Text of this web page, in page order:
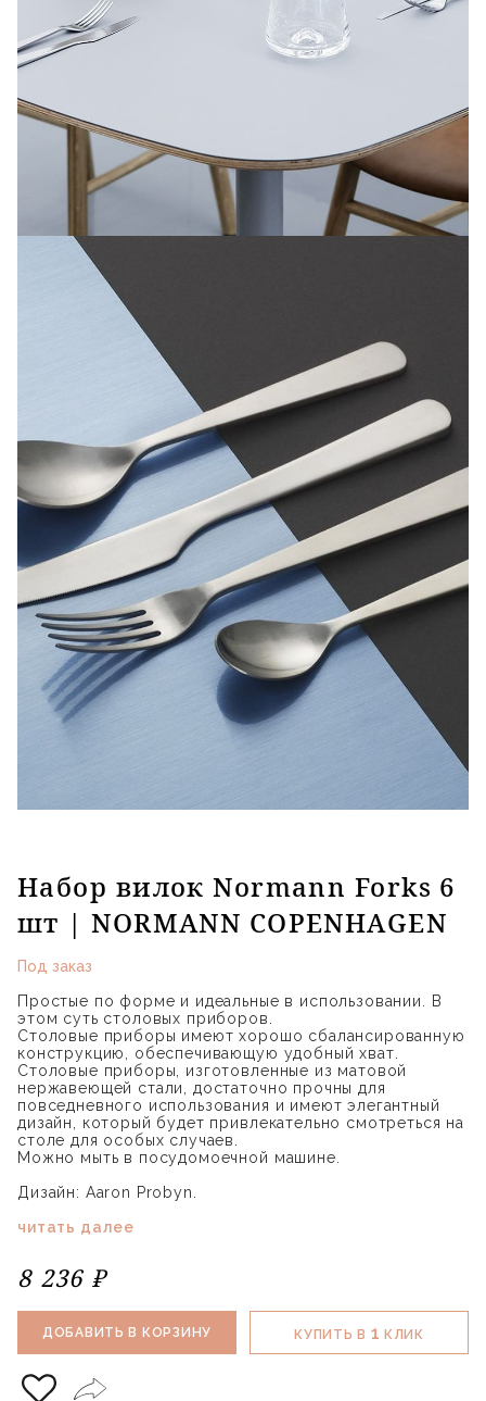
Набор вилок Normann Forks 6
шт | NORMANN COPENHAGEN
Под заказ
Простые по форме и идеальные в использовании. В
этом суть столовых приборов.
Столовые приборы имеют хорошо сбалансированную
конструкцию, обеспечивающую удобный хват.
Столовые приборы, изготовленные из матовой
нержавеющей стали, достаточно прочны для
повседневного использования и имеют элегантный
дизайн, который будет привлекательно смотреться на
столе для особых случаев.
Можно мыть в посудомоечной машине.
Дизайн: Aaron Probyn.
читать далее
8 236 ₽
ДОБАВИТЬ В КОРЗИНУ КУПИТЬ В 1 КЛИК